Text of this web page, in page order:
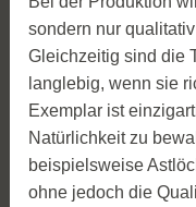
sondern nur
Gleichzeitig sind die
langlebig, wenn sie
Exemplar ist
Natürlichkeit zu
beispielsweise
ohne jedoch die